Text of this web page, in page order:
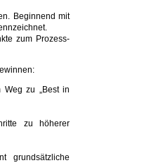
Beginnend mit
zum Prozess-
Weg zu „Best in
zu höherer
grundsätzliche